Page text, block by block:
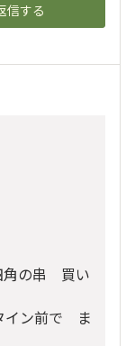
信する
角の串 買い
イン前で ま